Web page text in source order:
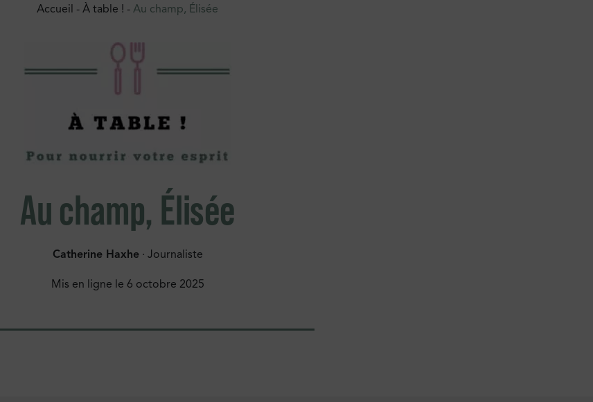
Accueil - À table ! - Au champ, Élisée
Au champ, Élisée
Catherine Haxhe· Journaliste
Mis en ligne le 6 octobre 2025